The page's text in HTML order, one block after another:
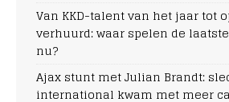
Van KKD-talent van het jaar tot
verhuurd: waar spelen de
nu?
Ajax stunt met Julian Brandt:
international kwam met meer